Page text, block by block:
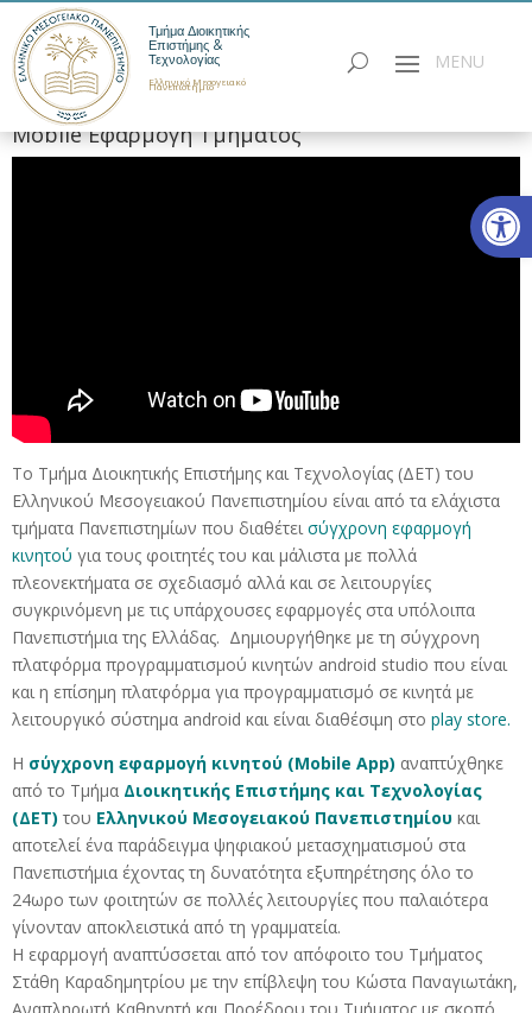
Τμήμα Διοικητικής
Επιστήμης &
Τεχνολογίας
Ελληνικό Μεσογειακό
Πανεπιστήμιο
Mobile Εφαρμογή Τμήματος
Το Τμήμα Διοικητικής Επιστήμης και Τεχνολογίας (ΔΕΤ) του
Ελληνικού Μεσογειακού Πανεπιστημίου είναι από τα ελάχιστα
τμήματα Πανεπιστημίων που διαθέτει σύγχρονη εφαρμογή
κινητού για τους φοιτητές του και μάλιστα με πολλά
πλεονεκτήματα σε σχεδιασμό αλλά και σε λειτουργίες
συγκρινόμενη με τις υπάρχουσες εφαρμογές στα υπόλοιπα
Πανεπιστήμια της Ελλάδας. Δημιουργήθηκε με τη σύγχρονη
πλατφόρμα προγραμματισμού κινητών android studio που είναι
και η επίσημη πλατφόρμα για προγραμματισμό σε κινητά με
λειτουργικό σύστημα android και είναι διαθέσιμη στο play store.
Η σύγχρονη εφαρμογή κινητού (Mobile App) αναπτύχθηκε
από το Τμήμα Διοικητικής Επιστήμης και Τεχνολογίας
(ΔΕΤ) του Ελληνικού Μεσογειακού Πανεπιστημίου και
αποτελεί ένα παράδειγμα ψηφιακού μετασχηματισμού στα
Πανεπιστήμια έχοντας τη δυνατότητα εξυπηρέτησης όλο το
24ωρο των φοιτητών σε πολλές λειτουργίες που παλαιότερα
γίνονταν αποκλειστικά από τη γραμματεία.
Η εφαρμογή αναπτύσσεται από τον απόφοιτο του Τμήματος
Στάθη Καραδημητρίου με την επίβλεψη του Κώστα Παναγιωτάκη,